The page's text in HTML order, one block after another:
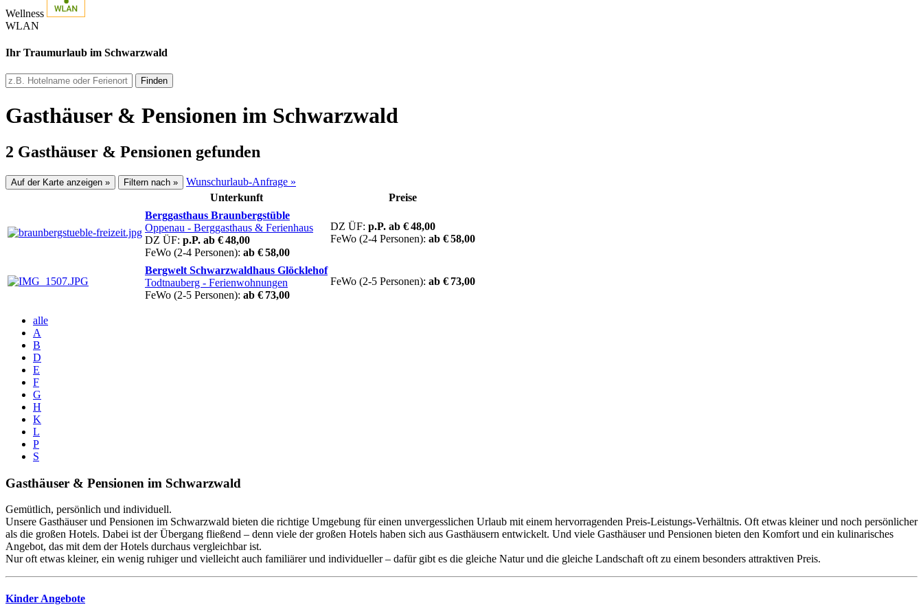
Wellness
WLAN
Ihr Traumurlaub im Schwarzwald
Finden
Gasthäuser & Pensionen im Schwarzwald
2 Gasthäuser & Pensionen gefunden
Auf der Karte anzeigen » Filtern nach »
Wunschurlaub-Anfrage »
Unterkunft
Preise
Berggasthaus Braunbergstüble
Oppenau - Berggasthaus & Ferienhaus
DZ ÜF: p.P. ab € 48,00
FeWo (2-4 Personen): ab € 58,00
DZ ÜF: p.P. ab € 48,00
FeWo (2-4 Personen): ab € 58,00
Bergwelt Schwarzwaldhaus Glöcklehof
Todtnauberg - Ferienwohnungen
FeWo (2-5 Personen): ab € 73,00
FeWo (2-5 Personen): ab € 73,00
alle
A
B
D
E
F
G
H
K
L
P
S
Gasthäuser & Pensionen im Schwarzwald
Gemütlich, persönlich und individuell.
Unsere Gasthäuser und Pensionen im Schwarzwald bieten die richtige Umgebung für einen unvergesslichen Urlaub mit einem hervorragenden Preis-Leistungs-Verhältnis. Oft etwas kleiner und noch persönlicher
als die großen Hotels. Dabei ist der Übergang fließend – denn viele der großen Hotels haben sich aus Gasthäusern entwickelt. Und viele Gasthäuser und Pensionen bieten den Komfort und ein kulinarisches
Angebot, das mit dem der Hotels durchaus vergleichbar ist.
Nur oft etwas kleiner, ein wenig ruhiger und vielleicht auch familiärer und individueller – dafür gibt es die gleiche Natur und die gleiche Landschaft oft zu einem besonders attraktiven Preis.
Kinder Angebote